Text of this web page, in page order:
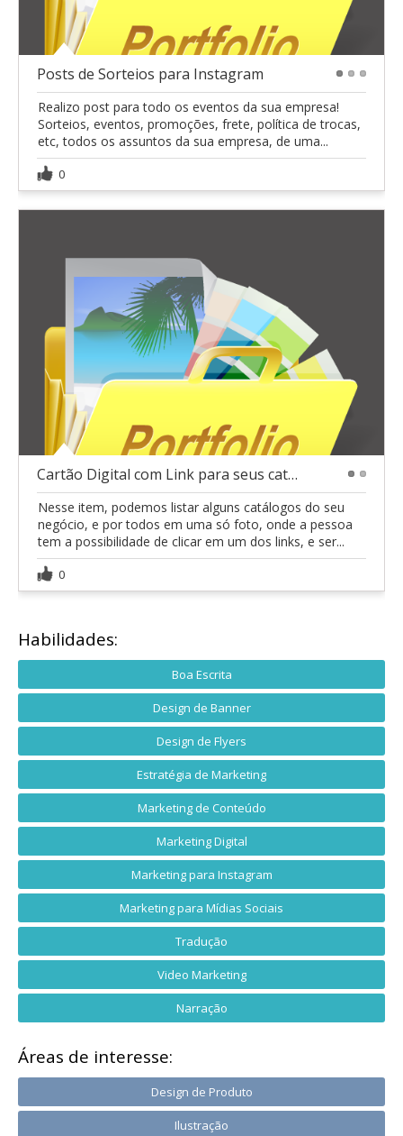
Posts de Sorteios para Instagram
Realizo post para todo os eventos da sua empresa!
Sorteios, eventos, promoções, frete, política de trocas,
etc, todos os assuntos da sua empresa, de uma...
0
Cartão Digital com Link para seus catálogos.
Nesse item, podemos listar alguns catálogos do seu
negócio, e por todos em uma só foto, onde a pessoa
tem a possibilidade de clicar em um dos links, e ser...
0
Habilidades:
Boa Escrita
Design de Banner
Design de Flyers
Estratégia de Marketing
Marketing de Conteúdo
Marketing Digital
Marketing para Instagram
Marketing para Mídias Sociais
Tradução
Video Marketing
Narração
Áreas de interesse:
Design de Produto
Ilustração